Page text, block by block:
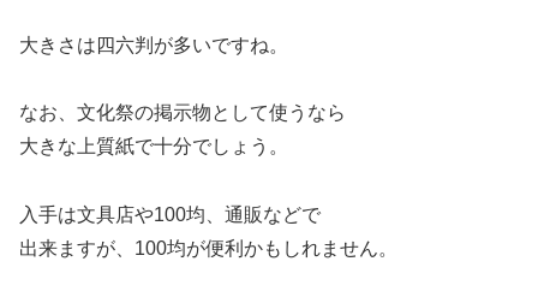
大きさは四六判が多いですね。
なお、文化祭の掲示物として使うなら
大きな上質紙で十分でしょう。
入手は文具店や100均、通販などで
出来ますが、100均が便利かもしれません。